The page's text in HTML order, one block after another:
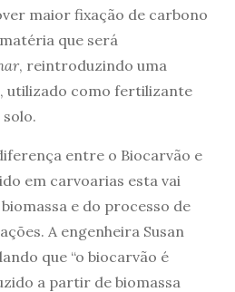
maior fixação de carbono
que será
, reintroduzindo uma
utilizado como fertilizante
entre o Biocarvão e
em carvoarias esta vai
e do processo de
A engenheira Susan
que “o biocarvão é
a partir de biomassa